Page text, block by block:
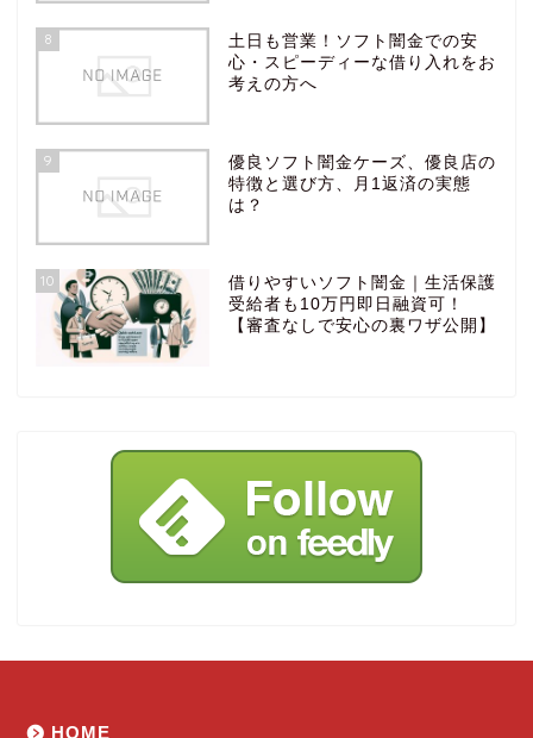
8
土日も営業！ソフト闇金での安
心・スピーディーな借り入れをお
考えの方へ
9
優良ソフト闇金ケーズ、優良店の
特徴と選び方、月1返済の実態
は？
10
借りやすいソフト闇金｜生活保護
受給者も10万円即日融資可！
【審査なしで安心の裏ワザ公開】
HOME